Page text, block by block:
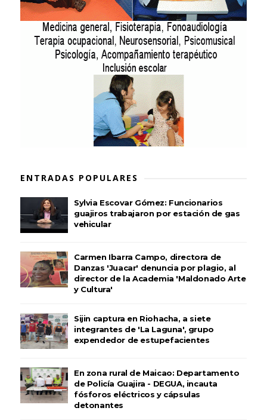
ENTRADAS POPULARES
Sylvia Escovar Gómez: Funcionarios
guajiros trabajaron por estación de gas
vehicular
Carmen Ibarra Campo, directora de
Danzas 'Juacar' denuncia por plagio, al
director de la Academia 'Maldonado Arte
y Cultura'
Sijin captura en Riohacha, a siete
integrantes de 'La Laguna', grupo
expendedor de estupefacientes
En zona rural de Maicao: Departamento
de Policía Guajira - DEGUA, incauta
fósforos eléctricos y cápsulas
detonantes